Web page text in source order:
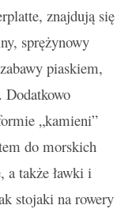
znajdują się
sprężynowy
piaskiem,
Dodatkowo
„kamieni”
do morskich
a także ławki i
stojaki na rowery